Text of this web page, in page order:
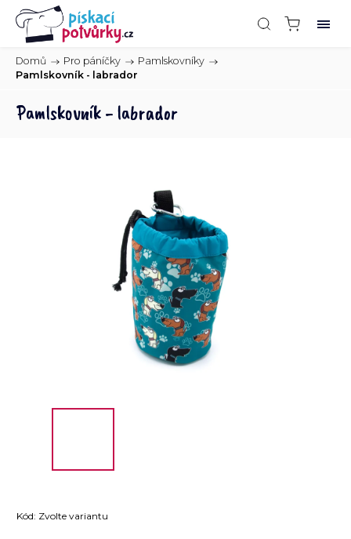
Domů / Pro páníčky / Pamlskovníky /
Pamlskovník - labrador
Pamlskovník - labrador
Kód: Zvolte variantu